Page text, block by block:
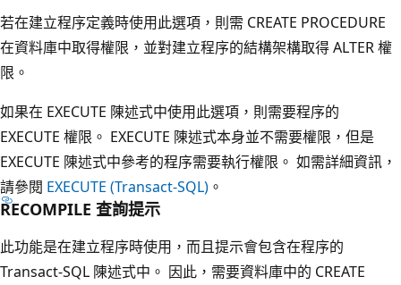
若在建立程序定義時使用此選項，則需 CREATE PROCEDURE
在資料庫中取得權限，並對建立程序的結構架構取得 ALTER 權
限。
如果在 EXECUTE 陳述式中使用此選項，則需要程序的
EXECUTE 權限。 EXECUTE 陳述式本身並不需要權限，但是
EXECUTE 陳述式中參考的程序需要執行權限。 如需詳細資訊，
請參閱 EXECUTE (Transact-SQL) 。
RECOMPILE 查詢提示
此功能是在建立程序時使用，而且提示會包含在程序的
Transact-SQL 陳述式中。 因此，需要資料庫中的 CREATE